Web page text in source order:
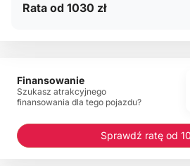
Rata od 1030 zł
Finansowanie
Szukasz atrakcyjnego
finansowania dla tego pojazdu?
Sprawdź ratę od